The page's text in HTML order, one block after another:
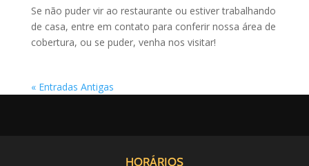
Se não puder vir ao restaurante ou estiver trabalhando
de casa, entre em contato para conferir nossa área de
cobertura, ou se puder, venha nos visitar!
« Entradas Antigas
HORÁRIOS